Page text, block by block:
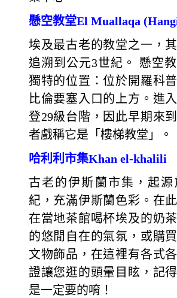
懸空教堂El Muallaqa
埃及最古老的教堂之一，
追溯到公元3世紀。 懸空
獨特的位置：位於開羅科
比倫要塞入口的上方。進
登29級台階，因此早期來
者戲稱它是「樓梯教堂」。
哈利利市集Khan el-khalili
古老的伊斯蘭市集，起源
紀，充滿伊斯蘭色彩。在
在當地茶館喝杯埃及的奶
的悠閒自在的氣氛，或購
文物飾品，在這裡有各式
證讓您逛的頭暈目眩，記
是一定要的唷！